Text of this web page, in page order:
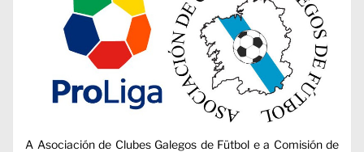
A Asociación de Clubes Galegos de Fütbol e a Comisión de